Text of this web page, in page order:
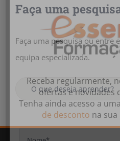
Faça uma
Faça uma pesquisa ou entre
equipa especializada.
Receba regularmente,
ofertasenovidades
Tenha ainda acesso a
de desconto na